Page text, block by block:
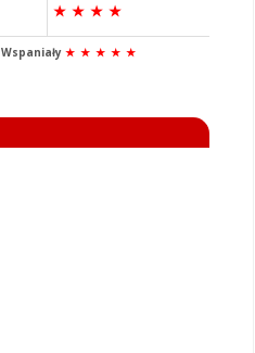
★ ★ ★ ★
Wspaniały ★ ★ ★ ★ ★